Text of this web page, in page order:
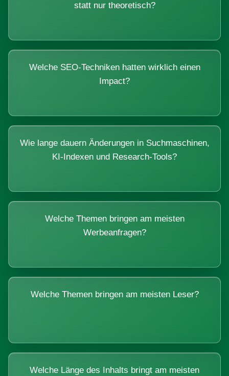
statt nur theoretisch?
Welche SEO-Techniken hatten wirklich einen
Impact?
Wie lange dauern Änderungen in Suchmaschinen,
KI-Indexen und Research-Tools?
Welche Themen bringen am meisten
Werbeanfragen?
Welche Themen bringen am meisten Leser?
Welche Länge des Inhalts bringt am meisten